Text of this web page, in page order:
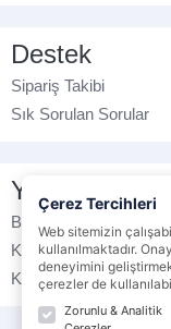
Destek
Sipariş Takibi
Sık Sorulan Sorular
Yasal
Banka Hesap No
Kullanım Koşulları
K.V.K.K. Politikası
Çerez Tercihleri
Web sitemizin
kullanılmaktadır.
deneyimini
çerezler de
Zorunlu & Analitik